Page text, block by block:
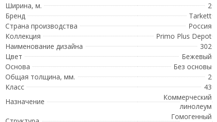
Ширина, м.
2
Бренд
Tarkett
Страна производства
Россия
Коллекция
Primo Plus Depot
Наименование дизайна
302
Цвет
Бежевый
Основа
Без основы
Общая толщина, мм.
2
Класс
43
Назначение
Коммерческий
линолеум
Гомогенный